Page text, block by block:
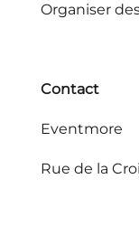
Organiser
Contact
Eventmore
Rue de la